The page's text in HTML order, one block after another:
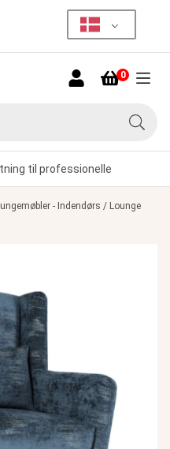
0
Menu
Søg
til professionelle
- Indendørs / Lounge